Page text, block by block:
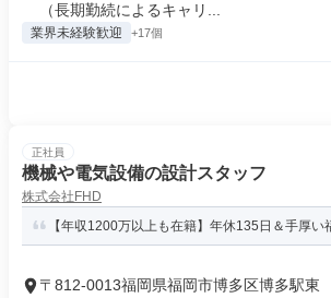
（長期勤続によるキャリ...
業界未経験歓迎 +17個
正社員
機械や電気設備の設計スタッフ
株式会社FHD
【年収1200万以上も在籍】年休135日＆手厚い
〒812-0013福岡県福岡市博多区博多駅東